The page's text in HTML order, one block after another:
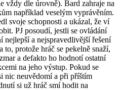
vždy dle úrovně). Bard zahraje na
například veselým vyprávěním.
svoje schopnosti a ukázal, že ví
PJ posoudí, jestli se ovládání
nejlepší a nejspravedlivější řešení
to, protože hráč se pekelně snaží,
a defakto ho hodnotí ostatní
na jeho výstup. Pokud se
nic neuvědomí a při příštím
si už hráč smí hodit na